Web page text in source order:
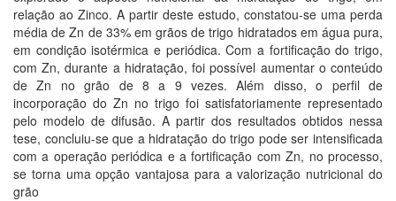
relação ao Zinco. A partir deste estudo, constatou-se uma perda
média de Zn de 33% em grãos de trigo hidratados em água pura,
em condição isotérmica e periódica. Com a fortificação do trigo,
com Zn, durante a hidratação, foi possível aumentar o conteúdo
de Zn no grão de 8 a 9 vezes. Além disso, o perfil de
incorporação do Zn no trigo foi satisfatoriamente representado
pelo modelo de difusão. A partir dos resultados obtidos nessa
tese, concluiu-se que a hidratação do trigo pode ser intensificada
com a operação periódica e a fortificação com Zn, no processo,
se torna uma opção vantajosa para a valorização nutricional do
grão